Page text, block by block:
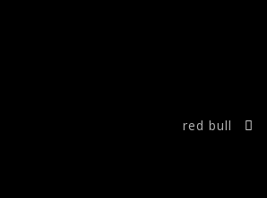
red bull